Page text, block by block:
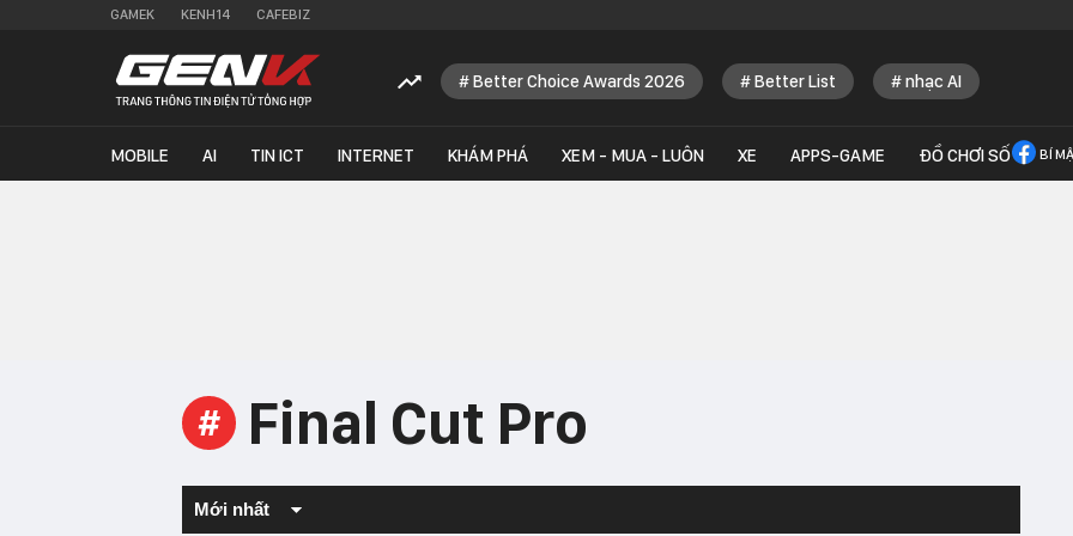
GAMEK KENH14 CAFEBIZ
Better Choice Awards 2026 Better List nhạc AI
MOBILE AI TIN ICT INTERNET KHÁM PHÁ XEM - MUA - LUÔN XE APPS-GAME ĐỒ CHƠI SỐ BÍ
# Final Cut Pro
Mới nhất